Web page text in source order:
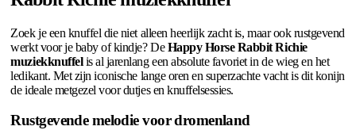
Zoek je een knuffel die niet alleen heerlijk zacht is, maar ook rustgevend
werkt voor je baby of kindje? DeHappy Horse Rabbit Richie
muziekknuffelis al jarenlang een absolute favoriet in de wieg en het
ledikant. Met zijn iconische lange oren en superzachte vacht is dit konijn
de ideale metgezel voor dutjes en knuffelsessies.
Rustgevende melodie voor dromenland